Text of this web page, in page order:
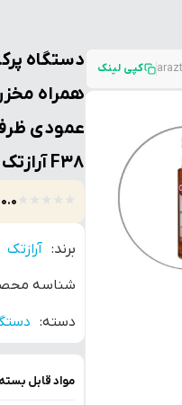
کپی لینک
دستگاه
همراه
F38 آرازتک
0.0
برند: آرازتک
شناسه
دسته:
مواد قابل